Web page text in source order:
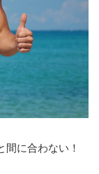
に合わない！